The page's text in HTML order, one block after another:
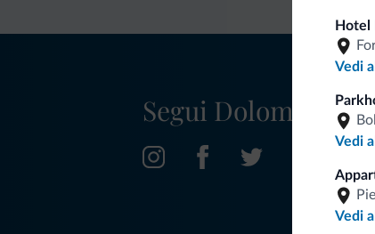
Hotel
Vedi
Vedi
Vedi
Segui Dolomiti.it